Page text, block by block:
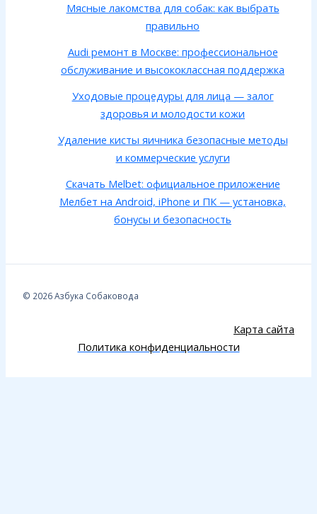
Мясные лакомства для собак: как выбрать
правильно
Audi ремонт в Москве: профессиональное
обслуживание и высококлассная поддержка
Уходовые процедуры для лица — залог
здоровья и молодости кожи
Удаление кисты яичника безопасные методы
и коммерческие услуги
Скачать Melbet: официальное приложение
Мелбет на Android, iPhone и ПК — установка,
бонусы и безопасность
© 2026 Азбука Собаковода
Карта сайта
Политика конфиденциальности